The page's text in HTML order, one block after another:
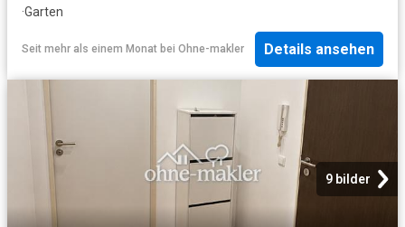
·Garten
Seit mehr als einem Monat bei Ohne-makler Details ansehen
9 bilder